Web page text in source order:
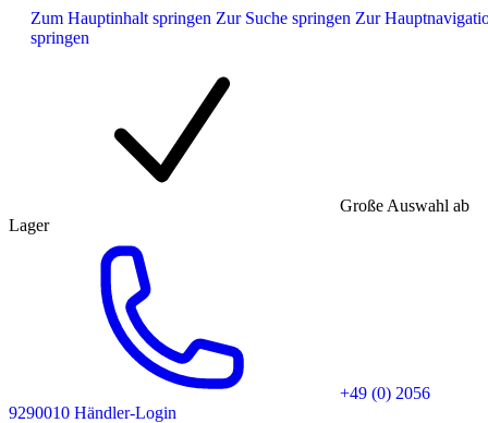
Zum Hauptinhalt springen Zur Suche springen Zur
springen
Große Auswahl ab
Lager
+49 (0) 2056
9290010 Händler-Login